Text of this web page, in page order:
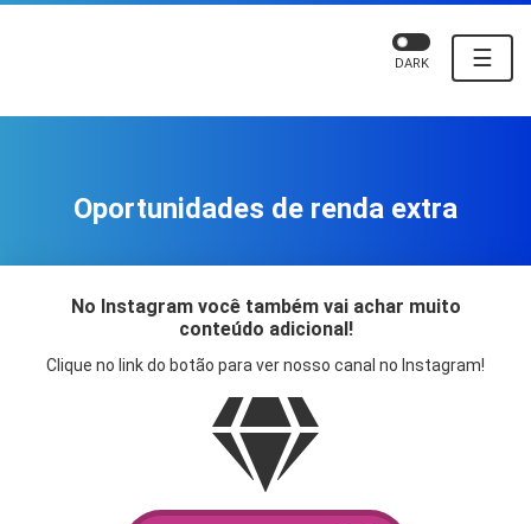
☰
DARK
Oportunidades de renda extra
No Instagram você também vai achar muito
conteúdo adicional!
Clique no link do botão para ver nosso canal no Instagram!